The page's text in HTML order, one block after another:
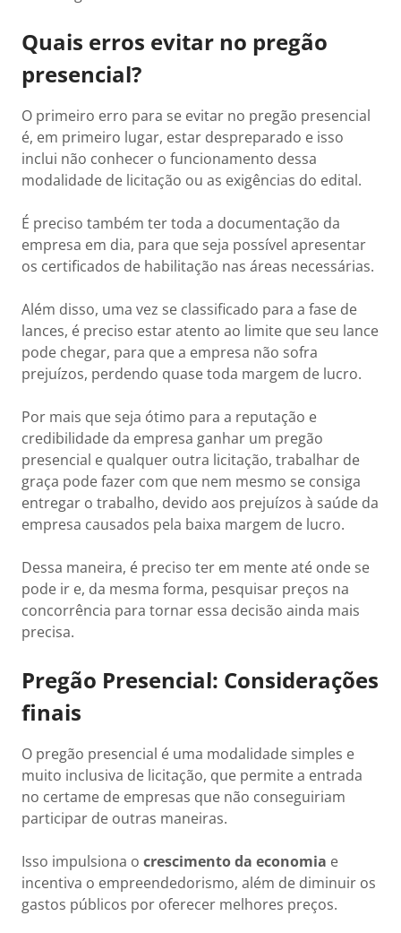
Quais erros evitar no pregão
presencial?
O primeiro erro para se evitar no pregão presencial
é, em primeiro lugar, estar despreparado e isso
inclui não conhecer o funcionamento dessa
modalidade de licitação ou as exigências do edital.
É preciso também ter toda a documentação da
empresa em dia, para que seja possível apresentar
os certificados de habilitação nas áreas necessárias.
Além disso, uma vez se classificado para a fase de
lances, é preciso estar atento ao limite que seu lance
pode chegar, para que a empresa não sofra
prejuízos, perdendo quase toda margem de lucro.
Por mais que seja ótimo para a reputação e
credibilidade da empresa ganhar um pregão
presencial e qualquer outra licitação, trabalhar de
graça pode fazer com que nem mesmo se consiga
entregar o trabalho, devido aos prejuízos à saúde da
empresa causados pela baixa margem de lucro.
Dessa maneira, é preciso ter em mente até onde se
pode ir e, da mesma forma, pesquisar preços na
concorrência para tornar essa decisão ainda mais
precisa.
Pregão Presencial: Considerações
finais
O pregão presencial é uma modalidade simples e
muito inclusiva de licitação, que permite a entrada
no certame de empresas que não conseguiriam
participar de outras maneiras.
Isso impulsiona o crescimento da economia e
incentiva o empreendedorismo, além de diminuir os
gastos públicos por oferecer melhores preços.